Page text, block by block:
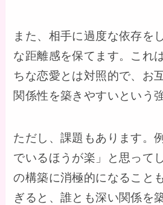
また、相手に過度な依存を
な距離感を保てます。これ
ちな恋愛とは対照的で、お
関係性を築きやすいという
ただし、課題もあります。
でいるほうが楽」と思って
の構築に消極的になること
ぎると、誰とも深い関係を